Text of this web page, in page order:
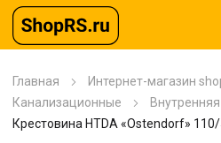
Главная
Интернет-магазин
Канализационные
Крестовина HTDA «Ostendorf»